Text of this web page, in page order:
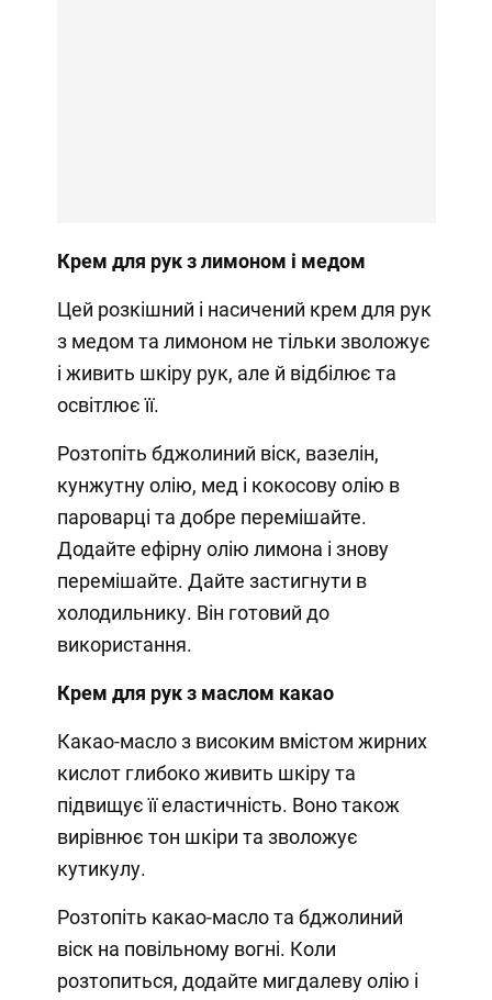
Крем для рук з лимоном і медом
Цей розкішний і насичений крем для рук
з медом та лимоном не тільки зволожує
і живить шкіру рук, але й відбілює та
освітлює її.
Розтопіть бджолиний віск, вазелін,
кунжутну олію, мед і кокосову олію в
пароварці та добре перемішайте.
Додайте ефірну олію лимона і знову
перемішайте. Дайте застигнути в
холодильнику. Він готовий до
використання.
Крем для рук з маслом какао
Какао-масло з високим вмістом жирних
кислот глибоко живить шкіру та
підвищує її еластичність. Воно також
вирівнює тон шкіри та зволожує
кутикулу.
Розтопіть какао-масло та бджолиний
віск на повільному вогні. Коли
розтопиться, додайте мигдалеву олію і